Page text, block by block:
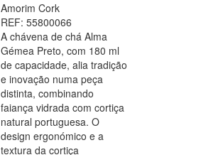
Amorim Cork
REF: 55800066
A chávena de chá Alma
Gémea Preto, com 180 ml
de capacidade, alia tradição
e inovação numa peça
distinta, combinando
faiança vidrada com cortiça
natural portuguesa. O
design ergonómico e a
textura da cortiça